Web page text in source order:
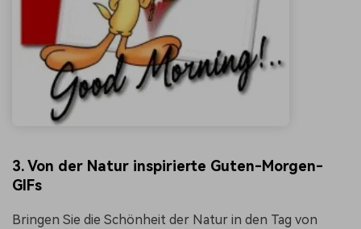
3. Von der Natur inspirierte Guten-Morgen-
GIFs
Bringen Sie die Schönheit der Natur in den Tag von